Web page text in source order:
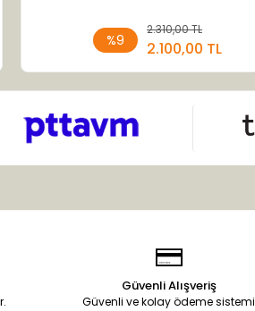
%9
2.310,00 TL
2.100,00 TL
Sepete Ekle
Güvenli Alışveriş
Güvenli ve kolay ödeme sistemi